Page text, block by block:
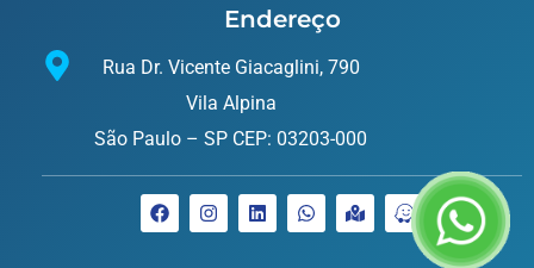
Endereço
Rua Dr. Vicente Giacaglini, 790
Vila Alpina
São Paulo – SP CEP: 03203-000